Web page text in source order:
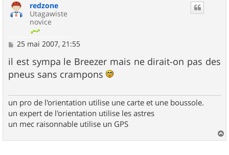
redzone
Utagawiste
novice
M
s
s
a
25 mai 2007, 21:55
il est sympa le Breezer mais ne dirait-on pas des
pneus sans crampons
un pro de l'orientation utilise une carte et une boussole.
un expert de l'orientation utilise les astres
un mec raisonnable utilise un GPS
a